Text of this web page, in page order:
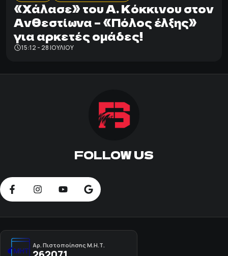
«Χάλασε» του Α. Κόκκινου στον
Ανθεστίωνα – «Πόλος έλξης»
για αρκετές ομάδες!
15:12 - 28 ΙΟΥΛΊΟΥ
FOLLOW US
Αρ. Πιστοποίησης Μ.Η.Τ.